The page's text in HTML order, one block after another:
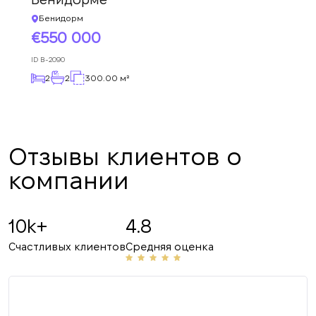
Бенидорм
550 000
ID B-2090
2 2 300.00 м²
Отзывы клиентов о
компании
10k+
Счастливых клиентов
4.8
Средняя оценка